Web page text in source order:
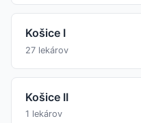
Košice I
27 lekárov
Košice II
1 lekárov